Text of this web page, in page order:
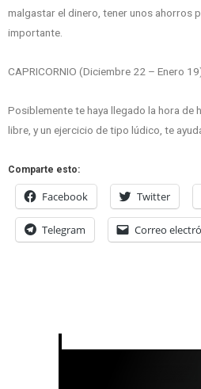
malgastar el dinero, tener unos ahorros
importante.
CAPRICORNIO (Diciembre 22 – Enero
Posiblemente te haya llegado la hora de
libre, y un ejercicio de tipo lúdico, te
Comparte esto:
Facebook Twitter
Telegram Correo